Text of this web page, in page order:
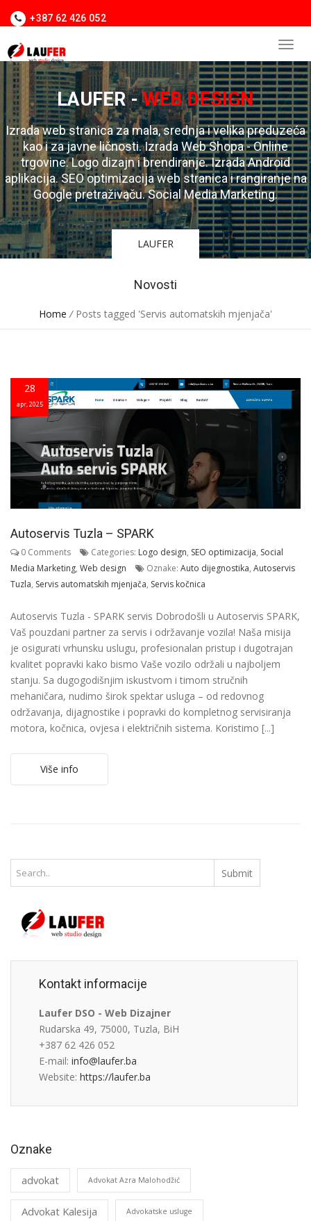
+387 62 426 052
LAUFER -WEB DESIGN
Izrada web stranica za mala, srednja i velika preduzeća
kao i za javne ličnosti. Izrada Web Shopa - Online
trgovine. Logo dizajn i brendiranje. Izrada Android
aplikacija. SEO optimizacija web stranica i rangiranje na
Google pretraživaču. Social Media Marketing.
LAUFER
Novosti
Home /Posts tagged 'Servis automatskih mjenjača'
28
apr, 2025
Autoservis Tuzla – SPARK
0 Comments Categories: Logo design, SEO optimizacija, Social
Media Marketing, Web design Oznake: Auto dijegnostika, Autoservis
Tuzla, Servis automatskih mjenjača, Servis kočnica
Autoservis Tuzla - SPARK servis Dobrodošli u Autoservis SPARK,
Vaš pouzdani partner za servis i održavanje vozila! Naša misija
je osigurati vrhunsku uslugu, profesionalan pristup i dugotrajan
kvalitet popravki kako bismo Vaše vozilo održali u najboljem
stanju. Sa dugogodišnjim iskustvom i timom stručnih
mehaničara, nudimo širok spektar usluga – od redovnog
održavanja, dijagnostike i popravki do kompletnog servisiranja
motora, kočnica, ovjesa i električnih sistema. Koristimo [...]
Više info
Kontakt informacije
Laufer DSO - Web Dizajner
Rudarska 49, 75000, Tuzla, BiH
+387 62 426 052
E-mail: info@laufer.ba
Website: https://laufer.ba
Oznake
advokat Advokat Azra Malohodžić
Advokat Kalesija Advokatske usluge